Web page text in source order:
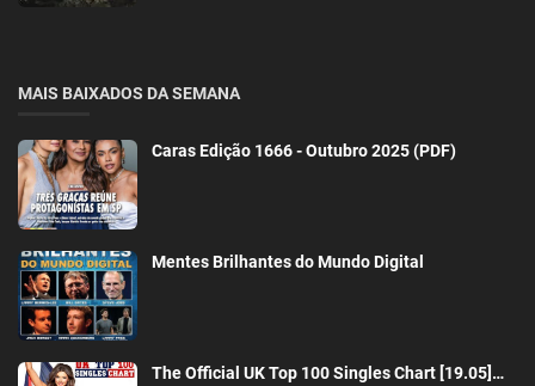
MAIS BAIXADOS DA SEMANA
Caras Edição 1666 - Outubro 2025 (PDF)
Mentes Brilhantes do Mundo Digital
The Official UK Top 100 Singles Chart [19.05]…